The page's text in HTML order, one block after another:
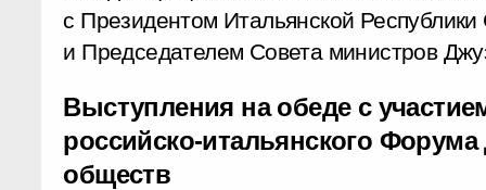
с Президентом Итальянской
и Председателем Совета министров
Выступления на обеде с
российско-итальянского Форума
обществ